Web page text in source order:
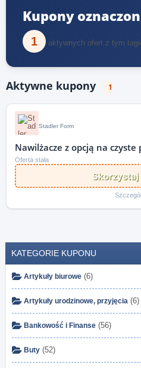
Kupony
1 aktywnych ofert z tym
Aktywne kupony 1
Stadler Form
Nawilżacze z opcją na
Oferta stała
KATEGORIE KUPONU
Artykuły biurowe (6)
Artykuły urodzinowe, przyjęcia (6)
Bankowość i Finanse (56)
Buty (52)